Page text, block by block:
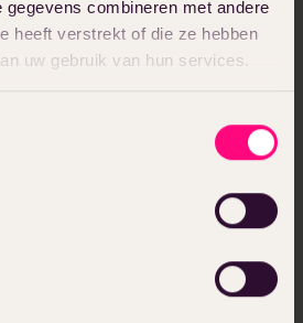
gegevens combineren met andere
heeft verstrekt of die ze hebben
uw gebruik van hun services.
in de vorm van duidelijke
de juiste?
juiste lead magnet te
mijn potentiële klanten